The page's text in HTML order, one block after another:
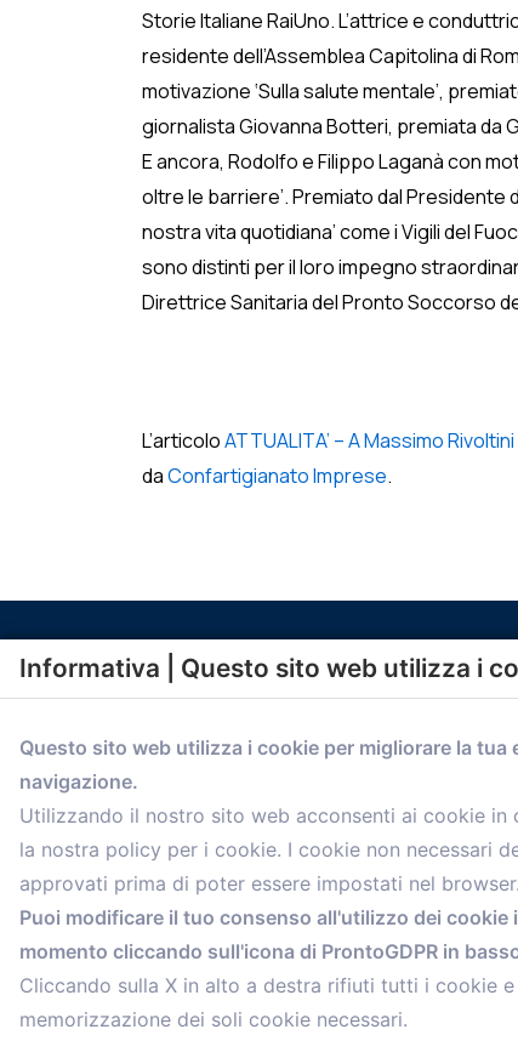
Storie Italiane RaiUno. L’attrice e
residente dell’Assemblea Capitolina di
motivazione ‘Sulla salute mentale’,
giornalista Giovanna Botteri, premiata da
E ancora, Rodolfo e Filippo Laganà con
oltre le barriere’. Premiato dal Presidente
nostra vita quotidiana’ come i Vigili del
sono distinti per il loro impegno
Direttrice Sanitaria del Pronto Soccorso
L’articoloATTUALITA’ – A Massimo
daConfartigianato Imprese.
comunicazione@confartigianato.bo.it
Informativa | Questo sito web utilizza i
Questo sito web utilizza i cookie per migliorare la tua
navigazione.
Utilizzando il nostro sito web acconsenti ai cookie in
la nostra policy per i cookie. I cookie non necessari
approvati prima di poter essere impostati nel browser.
Puoi modificare il tuo consenso all'utilizzo dei cookie
momento cliccando sull'icona di ProntoGDPR in
Cliccando sulla X in alto a destra rifiuti tutti i cookie
memorizzazione dei soli cookie necessari.